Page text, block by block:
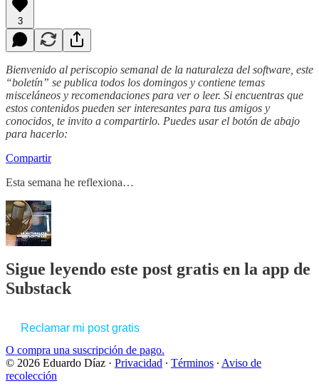
3
Bienvenido al periscopio semanal de la naturaleza del software, este
“boletín” se publica todos los domingos y contiene temas
misceláneos y recomendaciones para ver o leer. Si encuentras que
estos contenidos pueden ser interesantes para tus amigos y
conocidos, te invito a compartirlo. Puedes usar el botón de abajo
para hacerlo:
Compartir
Esta semana he reflexiona…
Sigue leyendo este post gratis en la app de
Substack
Reclamar mi post gratis
O compra una suscripción de pago.
© 2026 Eduardo Díaz · Privacidad ∙ Términos ∙ Aviso de
recolección